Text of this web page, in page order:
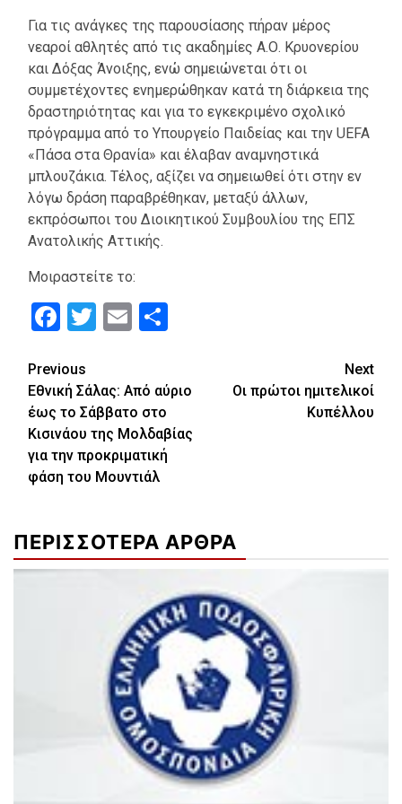
Για τις ανάγκες της παρουσίασης πήραν μέρος
νεαροί αθλητές από τις ακαδημίες Α.Ο. Κρυονερίου
και Δόξας Άνοιξης, ενώ σημειώνεται ότι οι
συμμετέχοντες ενημερώθηκαν κατά τη διάρκεια της
δραστηριότητας και για το εγκεκριμένο σχολικό
πρόγραμμα από το Υπουργείο Παιδείας και την UEFA
«Πάσα στα Θρανία» και έλαβαν αναμνηστικά
μπλουζάκια. Τέλος, αξίζει να σημειωθεί ότι στην εν
λόγω δράση παραβρέθηκαν, μεταξύ άλλων,
εκπρόσωποι του Διοικητικού Συμβουλίου της ΕΠΣ
Ανατολικής Αττικής.
Μοιραστείτε το:
Facebook
Twitter
Email
Continue
Reading
Previous
Εθνική Σάλας: Aπό αύριο
έως το Σάββατο στο
Κισινάου της Μολδαβίας
για την προκριματική
φάση του Μουντιάλ
Next
Οι πρώτοι ημιτελικοί
Κυπέλλου
ΠΕΡΙΣΣΟΤΕΡΑ ΑΡΘΡΑ